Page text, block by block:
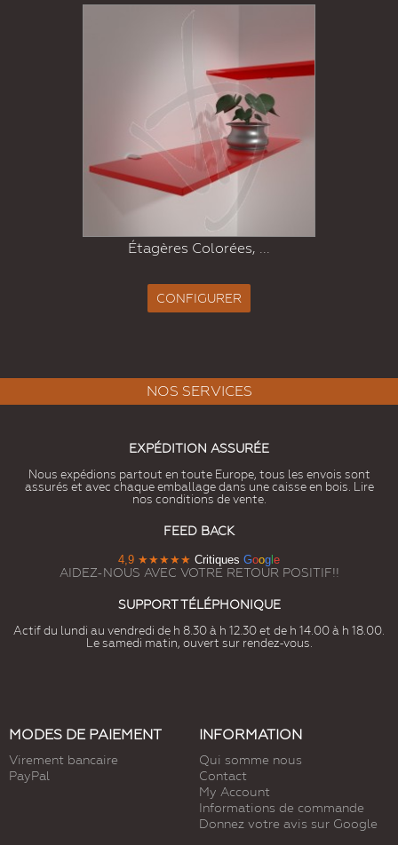
Étagères Colorées, ...
CONFIGURER
NOS SERVICES
EXPÉDITION ASSURÉE
Nous expédions partout en toute Europe, tous les envois sont
assurés et avec chaque emballage dans une caisse en bois. Lire
nos conditions de vente.
FEED BACK
4,9 ★★★★★ Critiques Goog e
AIDEZ-NOUS AVEC VOTRE RETOUR POSITIF!!
SUPPORT TÉLÉPHONIQUE
Actif du lundi au vendredi de h 8.30 à h 12.30 et de h 14.00 à h 18.00.
Le samedi matin, ouvert sur rendez-vous.
MODES DE PAIEMENT
Virement bancaire
PayPal
INFORMATION
Qui somme nous
Contact
My Account
Informations de commande
Donnez votre avis sur Google